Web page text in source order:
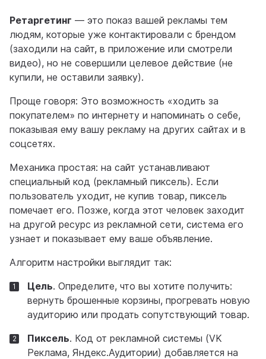
Ретаргетинг — это показ вашей рекламы тем
людям, которые уже контактировали с брендом
(заходили на сайт, в приложение или смотрели
видео), но не совершили целевое действие (не
купили, не оставили заявку).
Проще говоря: Это возможность «ходить за
покупателем» по интернету и напоминать о себе,
показывая ему вашу рекламу на других сайтах и в
соцсетях.
Механика простая: на сайт устанавливают
специальный код (рекламный пиксель). Если
пользователь уходит, не купив товар, пиксель
помечает его. Позже, когда этот человек заходит
на другой ресурс из рекламной сети, система его
узнает и показывает ему ваше объявление.
Алгоритм настройки выглядит так:
Цель. Определите, что вы хотите получить:
вернуть брошенные корзины, прогревать новую
аудиторию или продать сопутствующий товар.
Пиксель. Код от рекламной системы (VK
Реклама, Яндекс.Аудитории) добавляется на